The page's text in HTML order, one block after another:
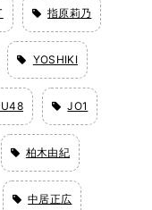
指原莉乃
YOSHIKI
JO1
柏木由紀
中居正広